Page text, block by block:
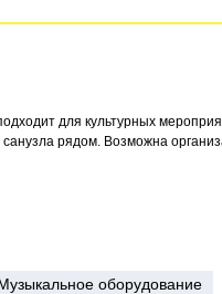
для культурных
рядом. Возможна
оборудование